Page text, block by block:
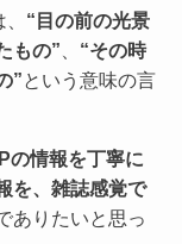
“目の前の光景
もの”
“その時
”という意味の言
の情報を丁寧に
を、雑誌感覚で
ありたいと思っ